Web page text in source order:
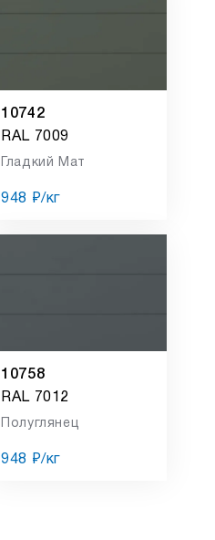
10742
RAL 7009
Гладкий Мат
948 ₽/кг
10758
RAL 7012
Полуглянец
948 ₽/кг